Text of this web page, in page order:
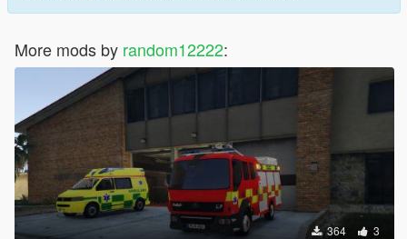
More mods by random12222:
364 3